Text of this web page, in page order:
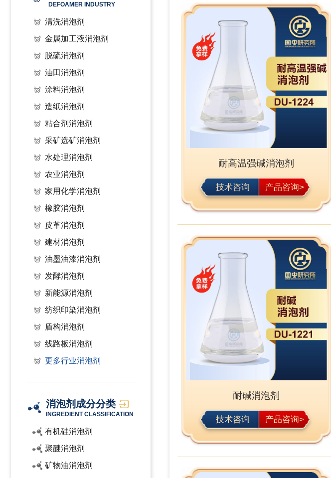
DEFOAMER INDUSTRY
清洗消泡剂
金属加工液消泡剂
脱硫消泡剂
油田消泡剂
涂料消泡剂
造纸消泡剂
粘合剂消泡剂
采矿选矿消泡剂
水处理消泡剂
农业消泡剂
家用化学消泡剂
橡胶消泡剂
皮革消泡剂
建材消泡剂
油墨油漆消泡剂
发酵消泡剂
新能源消泡剂
纺织印染消泡剂
盾构消泡剂
线路板消泡剂
更多行业消泡剂
消泡剂成分分类
INGREDIENT CLASSIFICATION
有机硅消泡剂
聚醚消泡剂
矿物油消泡剂
耐高温强碱消泡剂
技术咨询 产品咨询>
耐碱消泡剂
技术咨询 产品咨询>